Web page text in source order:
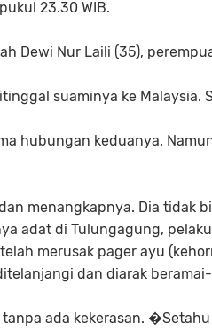
23.30 WIB.
Dewi Nur Laili (35),
suaminya ke Malaysia.
hubungan keduanya.
menangkapnya. Dia tidak
adat di Tulungagung,
merusak pager ayu
dan diarak
ada kekerasan.